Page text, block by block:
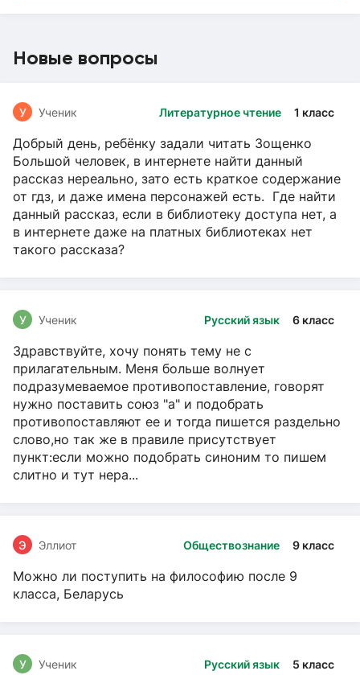
Новые вопросы
Литературное чтение 1 класс
У Ученик
Добрый день, ребёнку задали читать Зощенко
Большой человек, в интернете найти данный
рассказ нереально, зато есть краткое содержание
от гдз, и даже имена персонажей есть. Где найти
данный рассказ, если в библиотеку доступа нет, а
в интернете даже на платных библиотеках нет
такого рассказа?
Русский язык 6 класс
У Ученик
Здравствуйте, хочу понять тему не с
прилагательным. Меня больше волнует
подразумеваемое противопоставление, говорят
нужно поставить союз "а" и подобрать
противопоставляют ее и тогда пишется раздельно
слово,но так же в правиле присутствует
пункт:если можно подобрать синоним то пишем
слитно и тут нера...
Обществознание 9 класс
Э Эллиот
Можно ли поступить на философию после 9
класса, Беларусь
Русский язык 5 класс
У Ученик